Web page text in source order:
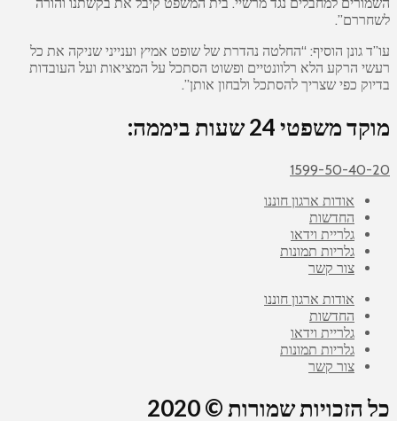
השמורים למחבלים נגד מרשיי. בית המשפט קיבל את בקשתנו והורה
לשחררם”.
עו”ד גונן הוסיף: “החלטה נהדרת של שופט אמיץ וענייני שניקה את כל
רעשי הרקע הלא רלוונטיים ופשוט הסתכל על המציאות ועל העובדות
בדיוק כפי שצריך להסתכל ולבחון אותן”.
מוקד משפטי 24 שעות ביממה:
1599-50-40-20
אודות ארגון חוננו
החדשות
גלריית וידאו
גלריות תמונות
צור קשר
אודות ארגון חוננו
החדשות
גלריית וידאו
גלריות תמונות
צור קשר
כל הזכויות שמורות © 2020